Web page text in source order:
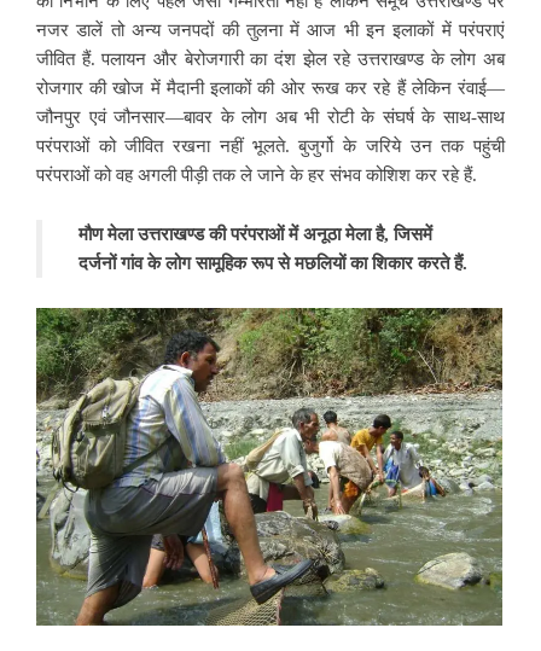
नजर डालें तो अन्य जनपदों की तुलना में आज भी इन इलाकों में परंपराएं
जीवित हैं. पलायन और बेरोजगारी का दंश झेल रहे उत्तराखण्ड के लोग अब
रोजगार की खोज में मैदानी इलाकों की ओर रूख कर रहे हैं लेकिन रंवाई—
जौनपुर एवं जौनसार—बावर के लोग अब भी रोटी के संघर्ष के साथ-साथ
परंपराओं को जीवित रखना नहीं भूलते. बुजुर्गो के जरिये उन तक पहुंची
परंपराओं को वह अगली पीड़ी तक ले जाने के हर संभव कोशिश कर रहे हैं.
मौण मेला उत्तराखण्ड की परंपराओं में अनूठा मेला है, जिसमें
दर्जनों गांव के लोग सामूहिक रूप से मछलियों का शिकार करते हैं.